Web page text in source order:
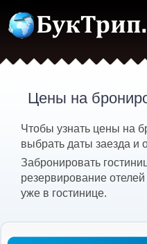
Цены на
Чтобы узнать цены на
выбрать даты заезда и
Забронировать
резервирование
уже в гостинице.